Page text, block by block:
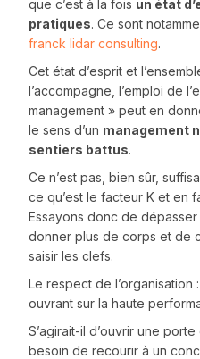
que c’est à la fois un état
pratiques. Ce sont
franck lidar consulting.
Cet état d’esprit et
l’accompagne, l’emploi de
management » peut en
le sens d’un management
sentiers battus.
Ce n’est pas, bien sûr,
ce qu’est le facteur K et en
Essayons donc de
donner plus de corps et de
saisir les clefs.
Le respect de
ouvrant sur la haute
S’agirait-il d’ouvrir une
besoin de recourir à un